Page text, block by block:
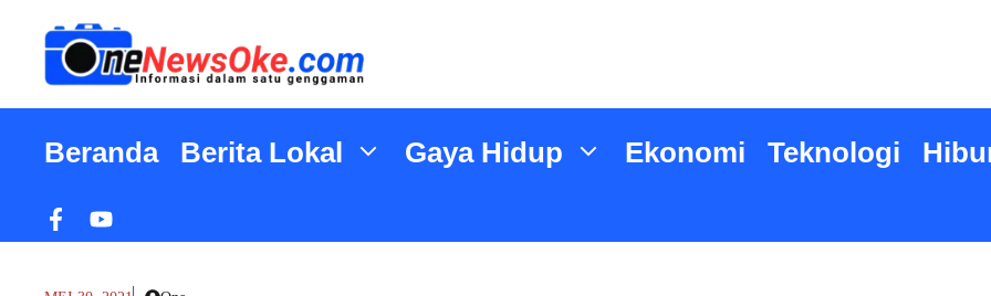
Beranda Berita Lokal Gaya Hidup Ekonomi Teknologi